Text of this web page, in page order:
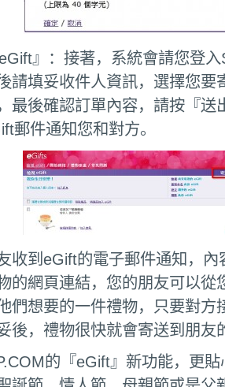
』：接著，系統會請您登入
請填妥收件人資訊，選擇您要
最後確認訂單內容，請按『送
郵件通知您和對方。
收到eGift的電子郵件通知，內
的網頁連結，您的朋友可以從
們想要的一件禮物，只要對方
後，禮物很快就會寄送到朋友
的『eGift』新功能，更